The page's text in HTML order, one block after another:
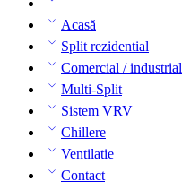
Acasă
Split rezidential
Comercial / industrial
Multi-Split
Sistem VRV
Chillere
Ventilatie
Contact